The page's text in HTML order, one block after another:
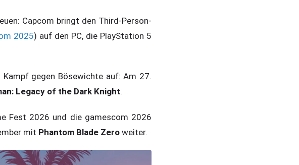
Capcom bringt den Third-Person-
2025) auf den PC, die PlayStation 5
gegen Bösewichte auf: Am 27.
Legacy of the Dark Knight.
Fest 2026 und die gamescom 2026
mit Phantom Blade Zero weiter.